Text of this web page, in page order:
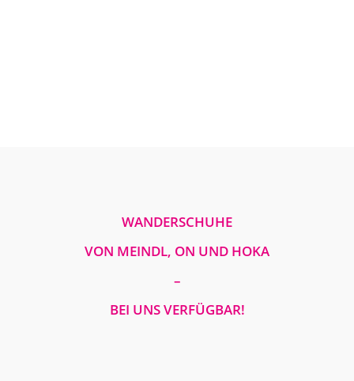
WANDERSCHUHE
VON MEINDL, ON UND HOKA
–
BEI UNS VERFÜGBAR!